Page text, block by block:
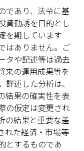
であり、法令に基
資勧誘を目的とし
を期しています
はありません。ご
タや記述等は過去
来の運用成果等を
述した分析は、
結果の確実性を表
の仮定は変更され
の結果と重要な差
れた経済・市場等
とするものであ